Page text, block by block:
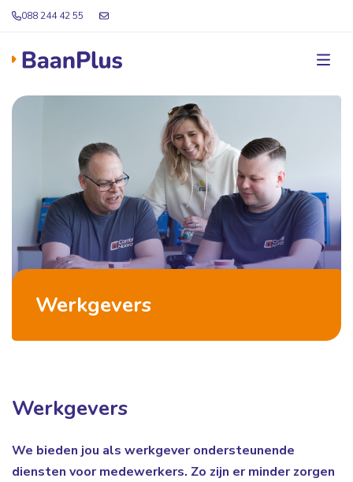
088 244 42 55
Werkgevers
Werkgevers
We bieden jou als werkgever ondersteunende
diensten voor medewerkers. Zo zijn er minder zorgen